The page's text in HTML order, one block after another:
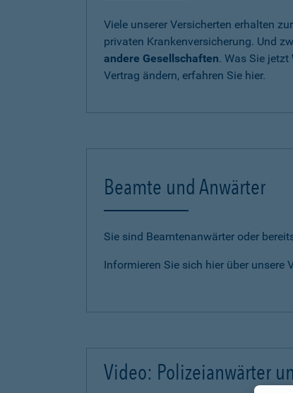
Viele unserer Versicherten erhalten
privaten Krankenversicherung. Und
andere Gesellschaften. Was Sie jetzt
Vertrag ändern, erfahren Sie hier.
Beamte und Anwärter
Sie sind Beamtenanwärter oder
Informieren Sie sich hier über unsere
Video: Polizeianwärter